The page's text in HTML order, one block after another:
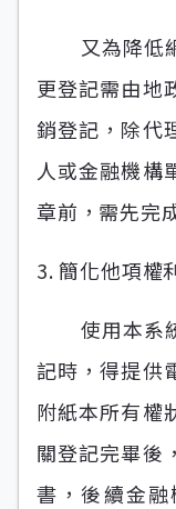
又為降低網
更登記需由地
銷登記，除代
人或金融機構
章前，需先完
3. 簡化他項權
使用本系統
記時，得提供
附紙本所有權
關登記完畢後
書，後續金